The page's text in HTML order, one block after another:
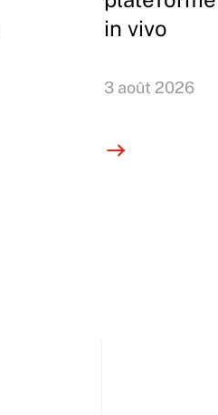
in vivo
3 août 2026